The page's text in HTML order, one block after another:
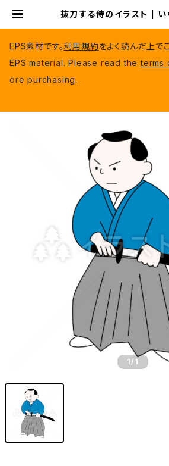
抜刀する侍のイラスト | い
EPS素材です。利用規約をよく読んだ上で
EPS material. Please read theterms
ore purchasing.
1 /1